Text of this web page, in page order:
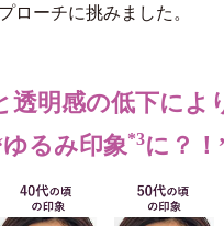
ローチに挑みました。
透明感の低下によ
るみ印象*3に？！